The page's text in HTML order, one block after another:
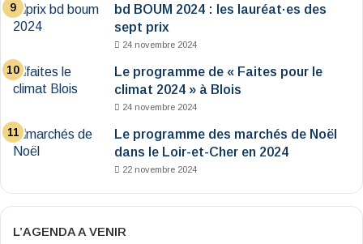
bd BOUM 2024 : les lauréat·es des
sept prix
24 novembre 2024
Le programme de « Faites pour le
climat 2024 » à Blois
24 novembre 2024
Le programme des marchés de Noël
dans le Loir-et-Cher en 2024
22 novembre 2024
L’AGENDA A VENIR